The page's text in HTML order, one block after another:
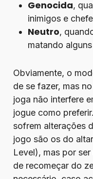
Genocida,
inimigos e
Neutro,
matando
Obviamente, o
de se fazer, mas
joga não interfere
jogue como
sofrem alterações
jogo são os do
Level), mas por
de recomeçar do